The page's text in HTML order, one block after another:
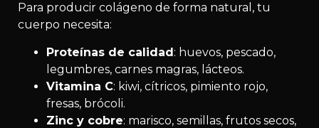
Para producir colágeno de forma natural, tu
cuerpo necesita:
Proteínas de calidad: huevos, pescado,
legumbres, carnes magras, lácteos.
Vitamina C: kiwi, cítricos, pimiento rojo,
fresas, brócoli.
Zinc y cobre: marisco, semillas, frutos secos,